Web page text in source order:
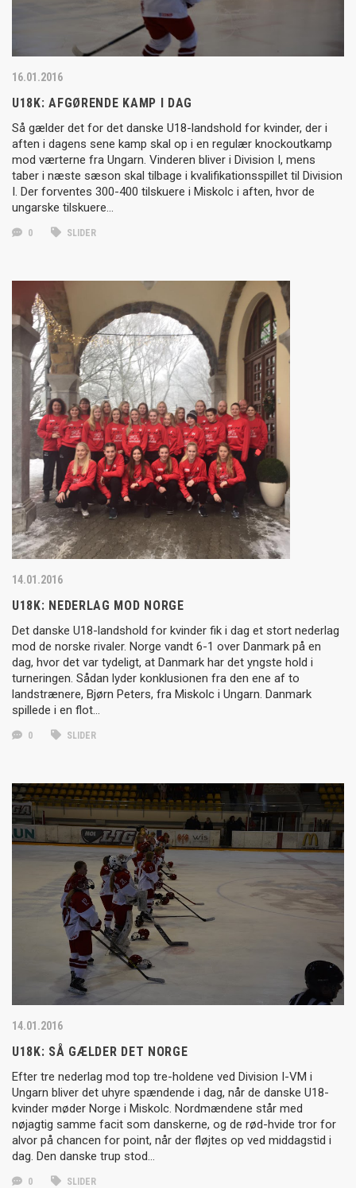
16.01.2016
U18K: AFGØRENDE KAMP I DAG
Så gælder det for det danske U18-landshold for kvinder, der i
aften i dagens sene kamp skal op i en regulær knockoutkamp
mod værterne fra Ungarn. Vinderen bliver i Division I, mens
taber i næste sæson skal tilbage i kvalifikationsspillet til Division
I. Der forventes 300-400 tilskuere i Miskolc i aften, hvor de
ungarske tilskuere…
0 SLIDER
14.01.2016
U18K: NEDERLAG MOD NORGE
Det danske U18-landshold for kvinder fik i dag et stort nederlag
mod de norske rivaler. Norge vandt 6-1 over Danmark på en
dag, hvor det var tydeligt, at Danmark har det yngste hold i
turneringen. Sådan lyder konklusionen fra den ene af to
landstrænere, Bjørn Peters, fra Miskolc i Ungarn. Danmark
spillede i en flot…
0 SLIDER
14.01.2016
U18K: SÅ GÆLDER DET NORGE
Efter tre nederlag mod top tre-holdene ved Division I-VM i
Ungarn bliver det uhyre spændende i dag, når de danske U18-
kvinder møder Norge i Miskolc. Nordmændene står med
nøjagtig samme facit som danskerne, og de rød-hvide tror for
alvor på chancen for point, når der fløjtes op ved middagstid i
dag. Den danske trup stod…
0 SLIDER